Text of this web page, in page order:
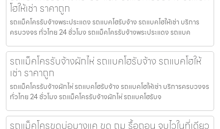
โฮให้เช่า ราคาถูก
รถแม็คโครรับจ้างพระประแดง รถแบคโฮรับจ้าง รถแบคโฮให้เช่า บริการ
ครบวงจร ทั่วไทย 24 ชั่วโมง รถแม็คโครรับจ้างพระประแดง รถแบค
รถแม็คโครรับจ้างผักไห่ รถแบคโฮรับจ้าง รถแบคโฮให้
เช่า ราคาถูก
รถแม็คโครรับจ้างผักไห่ รถแบคโฮรับจ้าง รถแบคโฮให้เช่า บริการครบวงจร
ทั่วไทย 24 ชั่วโมง รถแม็คโครรับจ้างผักไห่ รถแบคโฮรับจ
รถแม็คโครขุดบ่อบางแค ขุด ถม รื้อถอน จบไวในที่เดียว